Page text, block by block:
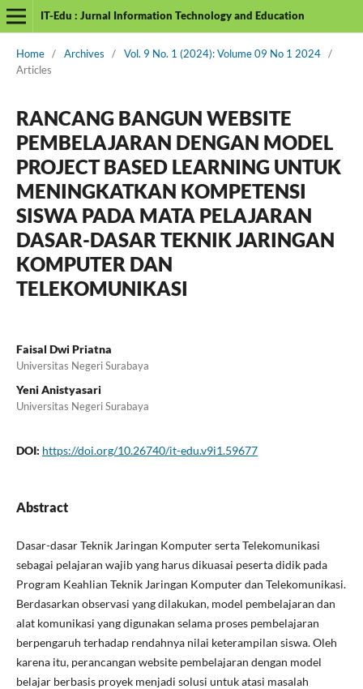
IT-Edu : Jurnal Information Technology and Education
Home / Archives / Vol. 9 No. 1 (2024): Volume 09 No 1 2024 /
Articles
RANCANG BANGUN WEBSITE
PEMBELAJARAN DENGAN MODEL
PROJECT BASED LEARNING UNTUK
MENINGKATKAN KOMPETENSI
SISWA PADA MATA PELAJARAN
DASAR-DASAR TEKNIK JARINGAN
KOMPUTER DAN
TELEKOMUNIKASI
Faisal Dwi Priatna
Universitas Negeri Surabaya
Yeni Anistyasari
Universitas Negeri Surabaya
DOI: https://doi.org/10.26740/it-edu.v9i1.59677
Abstract
Dasar-dasar Teknik Jaringan Komputer serta Telekomunikasi
sebagai pelajaran wajib yang harus dikuasai peserta didik pada
Program Keahlian Teknik Jaringan Komputer dan Telekomunikasi.
Berdasarkan observasi yang dilakukan, model pembelajaran dan
alat komunikasi yang digunakan selama proses pembelajaran
berpengaruh terhadap rendahnya nilai keterampilan siswa. Oleh
karena itu, perancangan website pembelajaran dengan model
belajar berbasis proyek menjadi solusi untuk atasi masalah